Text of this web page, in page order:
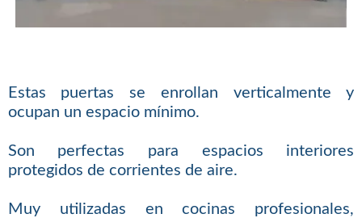
Estas puertas se enrollan verticalmente y
ocupan un espacio mínimo.
Son perfectas para espacios interiores
protegidos de corrientes de aire.
Muy utilizadas en cocinas profesionales,